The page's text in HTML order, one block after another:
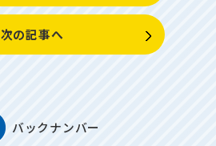
次の記事へ
バックナンバー